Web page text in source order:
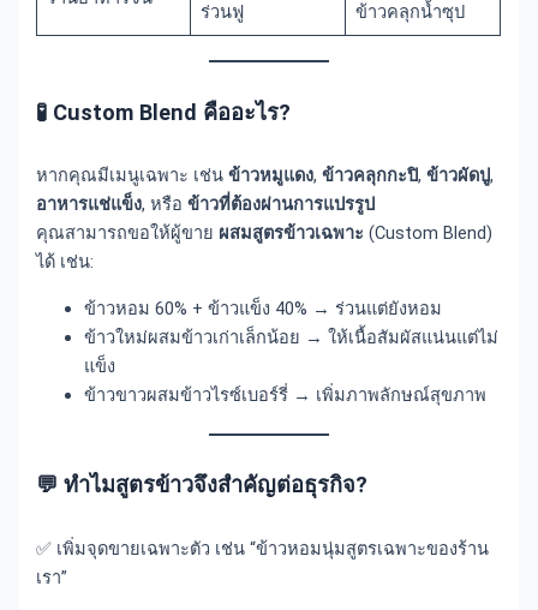
ร่วนฟู ข้าวคลุกน้ำซุป
🧪 Custom Blend คืออะไร?
หากคุณมีเมนูเฉพาะ เช่นข้าวหมูแดง,ข้าวคลุกกะปิ,ข้าวผัดปู,
อาหารแช่แข็ง, หรือข้าวที่ต้องผ่านการแปรรูป
คุณสามารถขอให้ผู้ขาย ผสมสูตรข้าวเฉพาะ (Custom Blend)
ได้ เช่น:
ข้าวหอม 60% + ข้าวแข็ง 40% → ร่วนแต่ยังหอม
ข้าวใหม่ผสมข้าวเก่าเล็กน้อย → ให้เนื้อสัมผัสแน่นแต่ไม่
แข็ง
ข้าวขาวผสมข้าวไรซ์เบอร์รี่ → เพิ่มภาพลักษณ์สุขภาพ
💬 ทำไมสูตรข้าวจึงสำคัญต่อธุรกิจ?
✅ เพิ่มจุดขายเฉพาะตัว เช่น “ข้าวหอมนุ่มสูตรเฉพาะของร้าน
เรา”